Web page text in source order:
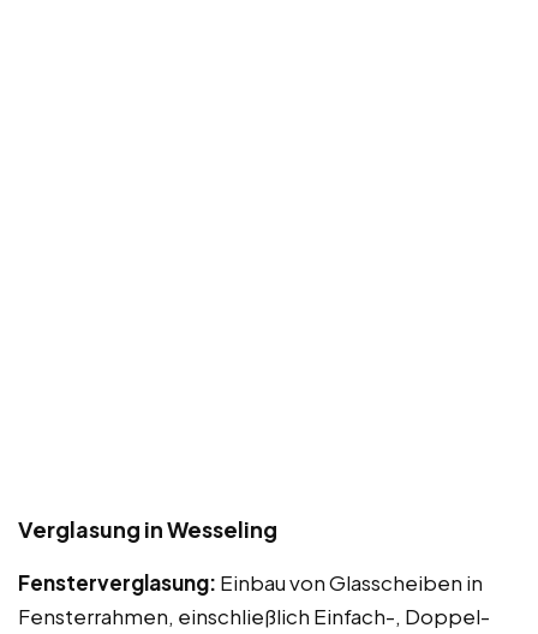
Verglasung in Wesseling
Fensterverglasung: Einbau von Glasscheiben in
Fensterrahmen, einschließlich Einfach-, Doppel-